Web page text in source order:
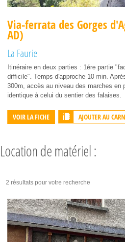
Via-ferrata des Gorges
AD)
La Faurie
Itinéraire en deux parties : 1ére partie
difficile". Temps d'approche 10 min.
300m, accès au niveau des marches en
identique à celui du sentier des falaises.
VOIR LA FICHE AJOUTER AU
Location de matériel :
2 résultats pour votre recherche